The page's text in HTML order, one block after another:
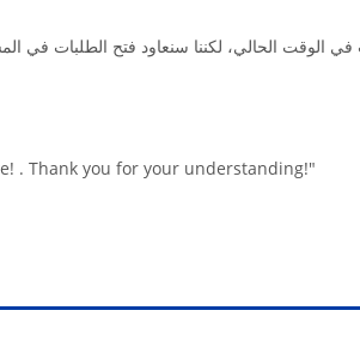
. Thank you for your understanding!"